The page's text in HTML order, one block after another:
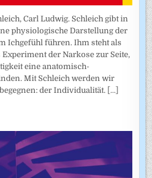
Carl Ludwig. Schleich gibt in
physiologische Darstellung der
Ichgefühl führen. Ihm steht als
der Narkose zur Seite,
eine anatomisch-
Mit Schleich werden wir
der Individualität. [...]